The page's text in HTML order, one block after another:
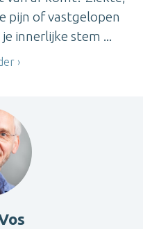
pijn of vastgelopen
innerlijke stem ...